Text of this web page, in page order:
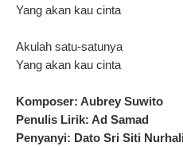
Yang akan kau cinta
Akulah satu-satunya
Yang akan kau cinta
Komposer: Aubrey Suwito
Penulis Lirik: Ad Samad
Penyanyi: Dato Sri Siti